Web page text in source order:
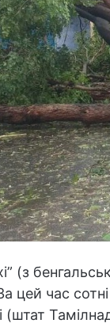
(з
цей час
(штат